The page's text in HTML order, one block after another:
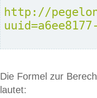
http://
Die Formel zur
lautet: